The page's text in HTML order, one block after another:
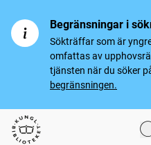
Begränsningar i
Sökträffar som är
omfattas av
tjänsten när du söker
begränsningen.
Svenska tidningar